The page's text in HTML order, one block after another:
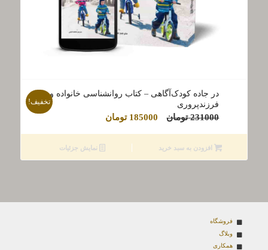
در جاده کودک‌آگاهی – کتاب روانشناسی خانواده و
فرزندپروری
231000 تومان
قیمت
231000 تومان
بود.
185000 تومانقیمت
185000 تومان
است.
تخفیف!
افزودن به سبد خرید نمایش جزئیات
فروشگاه
وبلاگ
همکاری